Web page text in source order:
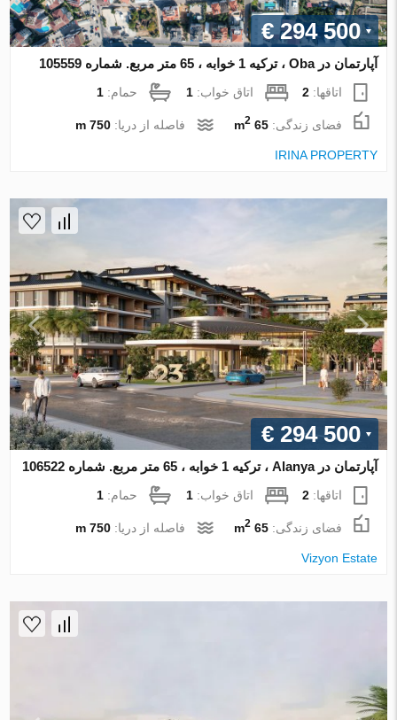
€ 294 500
آپارتمان در Oba ، ترکیه 1 خوابه ، 65 متر مربع. شماره 105559
اتاقها:2 اتاق خواب:1 حمام:1
فضای زندگی:65 m
2 فاصله از دریا:750 m
IRINA PROPERTY
€ 294 500
آپارتمان در Alanya ، ترکیه 1 خوابه ، 65 متر مربع. شماره 106522
اتاقها:2 اتاق خواب:1 حمام:1
فضای زندگی:65 m
2 فاصله از دریا:750 m
Vizyon Estate